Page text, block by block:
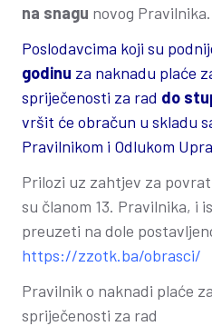
na snagu novog Pravilnika.
Poslodavcima koji su
godinu za naknadu plaće
spriječenosti za rad do
vršit će obračun u skladu
Pravilnikom i Odlukom
Prilozi uz zahtjev za
su članom 13. Pravilnika, i
preuzeti na dole
https://zzotk.ba/obrasci/
Pravilnik o naknadi plaće
spriječenosti za rad